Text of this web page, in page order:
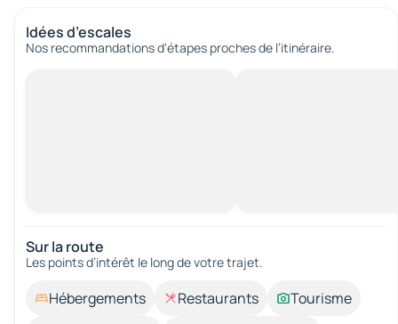
Idées d’escales
Nos recommandations d'étapes proches de l’itinéraire.
Sur la route
Les points d’intérêt le long de votre trajet.
Hébergements Restaurants
Tourisme